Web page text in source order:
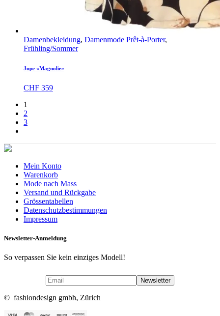
Damenbekleidung, Damenmode Prêt-à-Porter,
Frühling/Sommer
Jupe «Magnolie»
CHF 359
1
2
3
Mein Konto
Warenkorb
Mode nach Mass
Versand und Rückgabe
Grössentabellen
Datenschutzbestimmungen
Impressum
Newsletter-Anmeldung
So verpassen Sie kein einziges Modell!
© fashiondesign gmbh, Zürich